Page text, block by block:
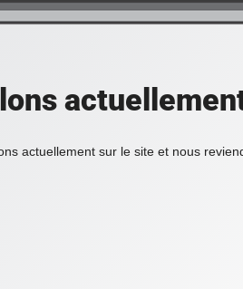
actuellement sur le site et nous